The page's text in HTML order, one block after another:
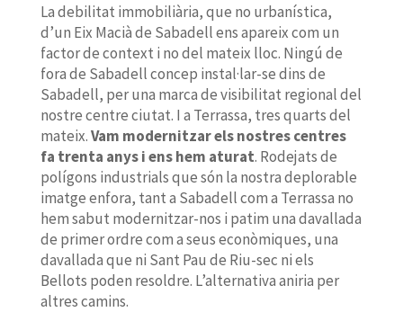
La debilitat immobiliària, que no urbanística,
d’un Eix Macià de Sabadell ens apareix com un
factor de context i no del mateix lloc. Ningú de
fora de Sabadell concep instal·lar-se dins de
Sabadell, per una marca de visibilitat regional del
nostre centre ciutat. I a Terrassa, tres quarts del
mateix.Vam modernitzar els nostres centres
fa trenta anys i ens hem aturat. Rodejats de
polígons industrials que són la nostra deplorable
imatge enfora, tant a Sabadell com a Terrassa no
hem sabut modernitzar-nos i patim una davallada
de primer ordre com a seus econòmiques, una
davallada que ni Sant Pau de Riu-sec ni els
Bellots poden resoldre. L’alternativa aniria per
altres camins.